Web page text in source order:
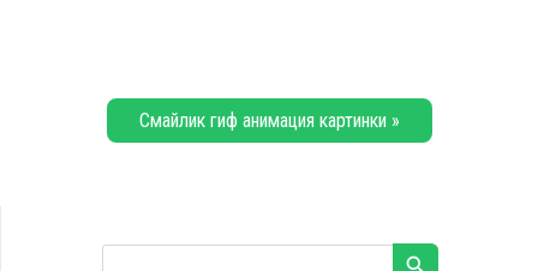
Смайлик гиф анимация картинки »